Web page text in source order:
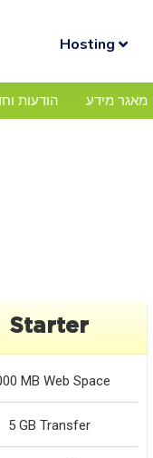
Hosting
הודעות מאגר מידע
Starter
MB Web Space
5 GB Transfer